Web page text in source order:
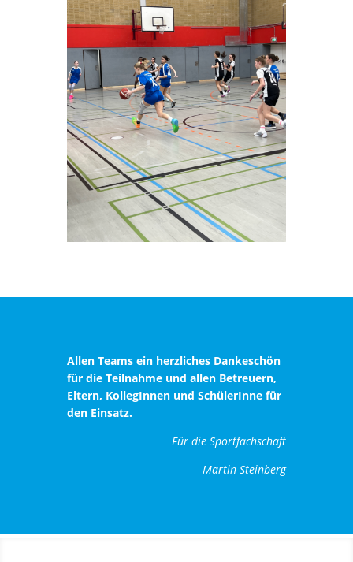
Allen Teams ein herzliches Dankeschön
für die Teilnahme und allen Betreuern,
Eltern, KollegInnen und SchülerInne für
den Einsatz.
Für die Sportfachschaft
Martin Steinberg